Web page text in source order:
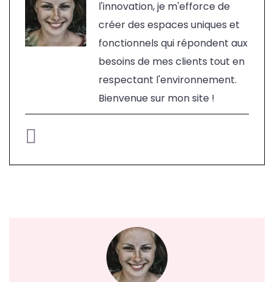
l'innovation, je m'efforce de
créer des espaces uniques et
fonctionnels qui répondent aux
besoins de mes clients tout en
respectant l'environnement.
Bienvenue sur mon site !